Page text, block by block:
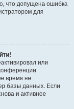
что допущена ошибка
для
или
время не
базы данных. Если
и активнее